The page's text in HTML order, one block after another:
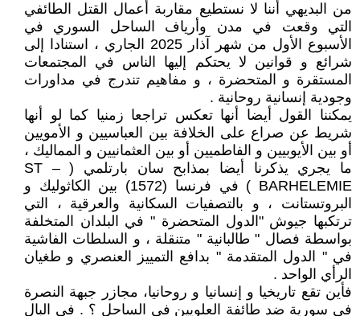
من البديهي أننا لا نستطيع مقاربة أعمال القتل الطائفي
التي وقعت في مدن وأرياف الساحل السوري في
الأسبوع الأول من شهر آذار 2025 الجاري ، استنادا إلى
شرائع و قوانين لا يحتكم إليها الناس في المجتمعات
المستقرة و المتحضرة ، و مفاهيم تندرج في مداورات
وجودية إنسانية روحانية .
يمكننا القول أيضا أنها تعكس تراجعا زمنيا كما لو أنها
شريط عن صراع على الخلافة بين العباسيين و الأمويين
أو بين الأيوبيين و الفاطميين أو بين العثمانيين و المماليك ،
ما يجري يذكرنا أيضا بمذابح سان بارتلمي ( ST –
BARHELEMIE ) في فرنسا (1572) بين الكاثوليك و
البروتستانت ، و بالتصفيات السكانية والعرقية ، التي
ترتكبها جيوش "الدول المتحضرة " في البلدان المتخلفة
بواسطة فصال " طالبانية " متنقلة ، و السلطات الفاشية
في " الدول المتقدمة " بدافع التمييز العنصري و طغيان
الرأي الواحد .
فأين تقع تاريخيا و إنسانيا و روحانيا، مجازر جبهة النصرة
في سورية ضد طائفة العلويين في الساحل ؟ . في البال